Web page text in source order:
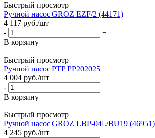
Быстрый просмотр
Ручной насос GROZ EZF/2 (44171)
4 117 руб./шт
-
+
В корзину
Быстрый просмотр
Ручной насос PTP PP202025
4 004 руб./шт
-
+
В корзину
Быстрый просмотр
Ручной насос GROZ LBP-04L/BU19 (46951)
4 245 руб./шт